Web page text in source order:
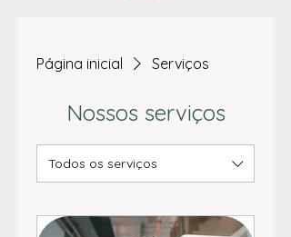
Página inicial Serviços
Nossos serviços
Todos os serviços